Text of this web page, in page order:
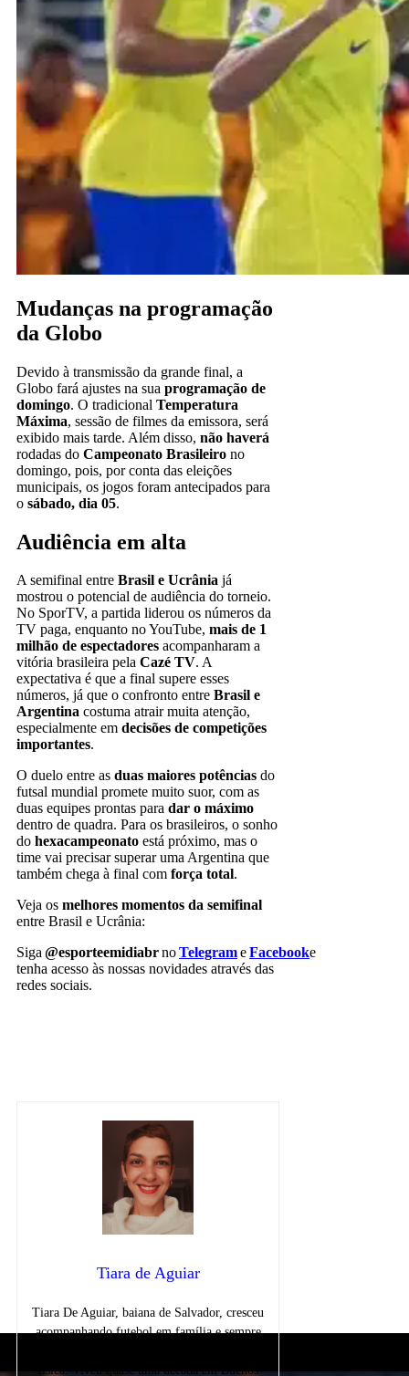
Mudanças na programação
da Globo
Devido à transmissão da grande final, a
Globo fará ajustes na sua programação de
domingo. O tradicional Temperatura
Máxima, sessão de filmes da emissora, será
exibido mais tarde. Além disso, não haverá
rodadas do Campeonato Brasileiro no
domingo, pois, por conta das eleições
municipais, os jogos foram antecipados para
o sábado, dia 05.
Audiência em alta
A semifinal entre Brasil e Ucrânia já
mostrou o potencial de audiência do torneio.
No SporTV, a partida liderou os números da
TV paga, enquanto no YouTube, mais de 1
milhão de espectadores acompanharam a
vitória brasileira pela Cazé TV. A
expectativa é que a final supere esses
números, já que o confronto entre Brasil e
Argentina costuma atrair muita atenção,
especialmente em decisões de competições
importantes.
O duelo entre as duas maiores potências do
futsal mundial promete muito suor, com as
duas equipes prontas para dar o máximo
dentro de quadra. Para os brasileiros, o sonho
do hexacampeonato está próximo, mas o
time vai precisar superar uma Argentina que
também chega à final com força total.
Veja os melhores momentos da semifinal
entre Brasil e Ucrânia:
Siga@esporteemidiabrnoTelegrameFacebooke
tenha acesso às nossas novidades através das
redes sociais.
Tiara de Aguiar
Tiara De Aguiar, baiana de Salvador, cresceu
acompanhando futebol em família e sempre
física. Viveu quase uma década em Buenos